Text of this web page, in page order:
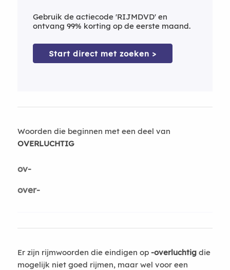
Gebruik de actiecode 'RIJMDVD' en
ontvang 99% korting op de eerste maand.
Start direct met zoeken >
Woorden die beginnen met een deel van
OVERLUCHTIG
ov-
over-
Er zijn rijmwoorden die eindigen op -overluchtigdie
mogelijk niet goed rijmen, maar wel voor een